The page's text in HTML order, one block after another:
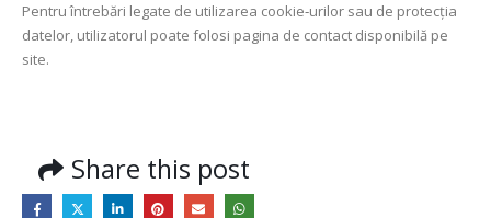
Pentru întrebări legate de utilizarea cookie‑urilor sau de protecția
datelor, utilizatorul poate folosi pagina de contact disponibilă pe
site.
Share this post